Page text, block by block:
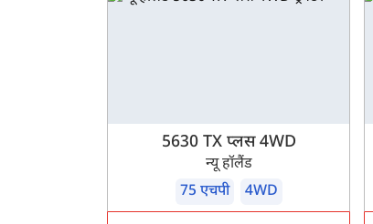
5630 TX प्लस 4WD
न्यू हॉलैंड
75 एचपी
4WD